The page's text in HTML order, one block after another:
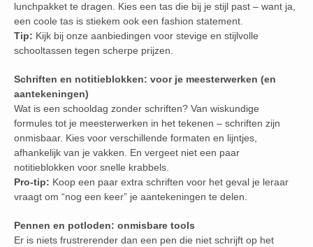
lunchpakket te dragen. Kies een tas die bij je stijl past – want ja,
een coole tas is stiekem ook een fashion statement.
Tip: Kijk bij onze aanbiedingen voor stevige en stijlvolle
schooltassen tegen scherpe prijzen.
Schriften en notitieblokken: voor je meesterwerken (en
aantekeningen)
Wat is een schooldag zonder schriften? Van wiskundige
formules tot je meesterwerken in het tekenen – schriften zijn
onmisbaar. Kies voor verschillende formaten en lijntjes,
afhankelijk van je vakken. En vergeet niet een paar
notitieblokken voor snelle krabbels.
Pro-tip: Koop een paar extra schriften voor het geval je leraar
vraagt om “nog een keer” je aantekeningen te delen.
Pennen en potloden: onmisbare tools
Er is niets frustrerender dan een pen die niet schrijft op het